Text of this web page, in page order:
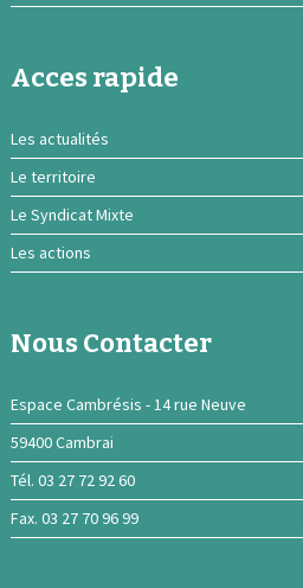
Acces rapide
Les actualités
Le territoire
Le Syndicat Mixte
Les actions
Nous Contacter
Espace Cambrésis - 14 rue Neuve
59400 Cambrai
Tél. 03 27 72 92 60
Fax. 03 27 70 96 99